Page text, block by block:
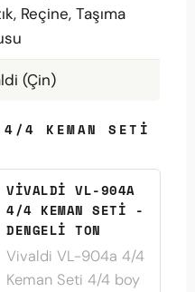
Reçine, Taşıma
(Çin)
4 KEMAN SETI
VIVALDI VL-904A
4/4 KEMAN SETI -
DENGELI TON
Vivaldi VL-904a 4/4
Keman Seti 4/4 boy